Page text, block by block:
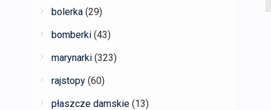
bolerka (29)
bomberki (43)
marynarki (323)
rajstopy (60)
płaszcze damskie (13)